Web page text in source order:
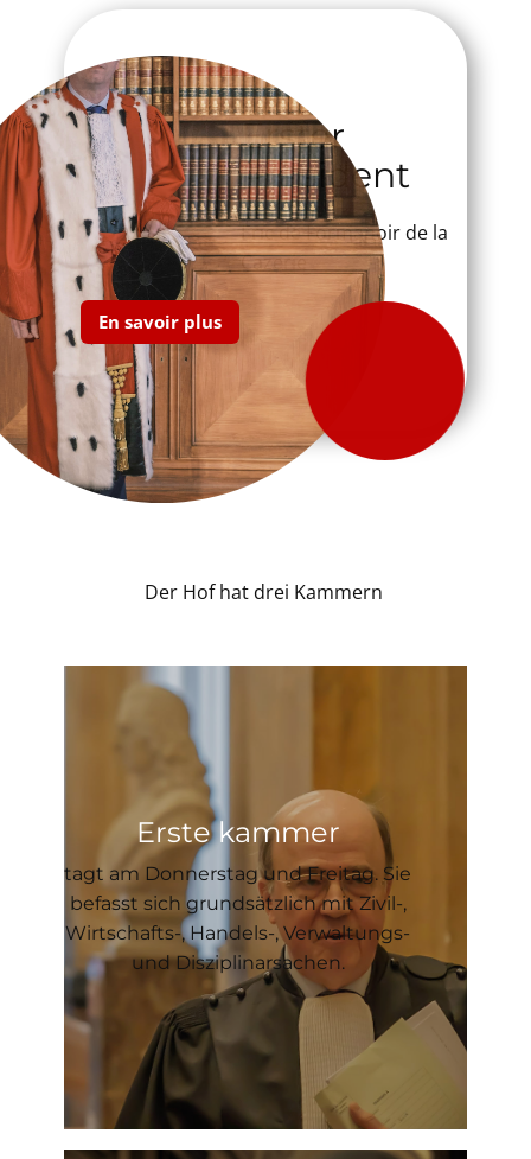
​Erster
Präsident
Eric de Formanoir de la
Cazerie
En savoir plus
​Der Hof hat drei Kammern
Erste kammer
tagt am Donnerstag und Freitag. Sie
befasst sich grundsätzlich mit Zivil-,
Wirtschafts-, Handels-, Verwaltungs-
und Disziplinarsachen.